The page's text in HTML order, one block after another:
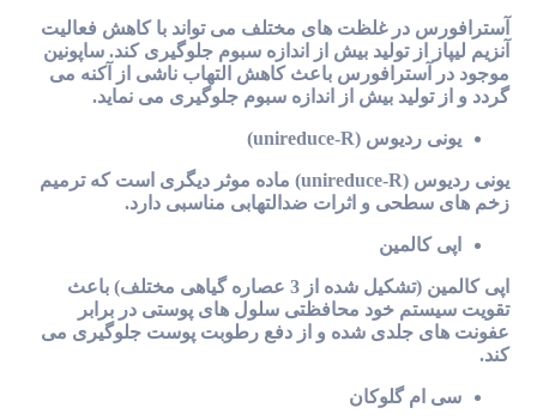
آسترافورس در غلظت های مختلف می تواند با کاهش فعالیت
آنزیم لیپاز از تولید بیش از اندازه سبوم جلوگیری کند. ساپونین
موجود در آسترافورس باعث کاهش التهاب ناشی از آکنه می
گردد و از تولید بیش از اندازه سبوم جلوگیری می نماید.
یونی ردیوس (unireduce-R)
یونی ردیوس (unireduce-R) ماده موثر دیگری است که ترمیم
زخم های سطحی و اثرات ضدالتهابی مناسبی دارد.
اپی کالمین
اپی کالمین (تشکیل شده از 3 عصاره گیاهی مختلف) باعث
تقویت سیستم خود محافظتی سلول های پوستی در برابر
عفونت های جلدی شده و از دفع رطوبت پوست جلوگیری می
کند.
سی ام گلوکان